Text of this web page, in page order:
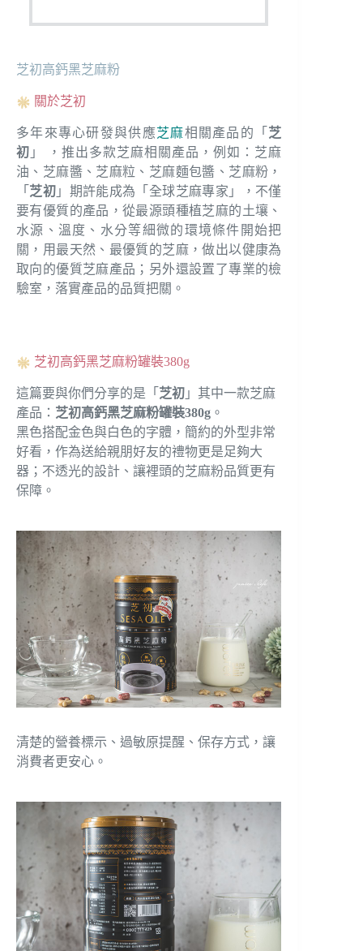
芝初高鈣黑芝麻粉
關於芝初
多年來專心研發與供應芝麻相關產品的「 芝
初 」 ，推出多款芝麻相關產品，例如：芝麻
油、芝麻醬、芝麻粒、芝麻麵包醬、芝麻粉，
「 芝初 」期許能成為「全球芝麻專家」，不僅
要有優質的產品，從最源頭種植芝麻的土壤、
水源、溫度、水分等細微的環境條件開始把
關，用最天然、最優質的芝麻，做出以健康為
取向的優質芝麻產品；另外還設置了專業的檢
驗室，落實產品的品質把關。
芝初高鈣黑芝麻粉罐裝380g
這篇要與你們分享的是「 芝初 」其中一款芝麻
產品： 芝初高鈣黑芝麻粉罐裝380g 。
黑色搭配金色與白色的字體，簡約的外型非常
好看，作為送給親朋好友的禮物更是足夠大
器；不透光的設計、讓裡頭的芝麻粉品質更有
保障。
清楚的營養標示、過敏原提醒、保存方式，讓
消費者更安心。